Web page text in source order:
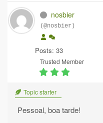
nosbier
(@nosbier)
Posts: 33
Trusted Member
Topic starter
Pessoal, boa tarde!